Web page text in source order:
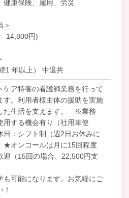
健康保険、雇用、労災
＞
14,800円)
1 年以上） 中退共
ア特養の看護師業務を行って
す。利用者様主体の援助を実施
た生活を支えます。 ※業務
用する機会有り（社用車使
：シフト制（週2日お休みに
★オンコールは月に15回程度
迎（15回の場合、22,500円支
可能になります。お気軽にご